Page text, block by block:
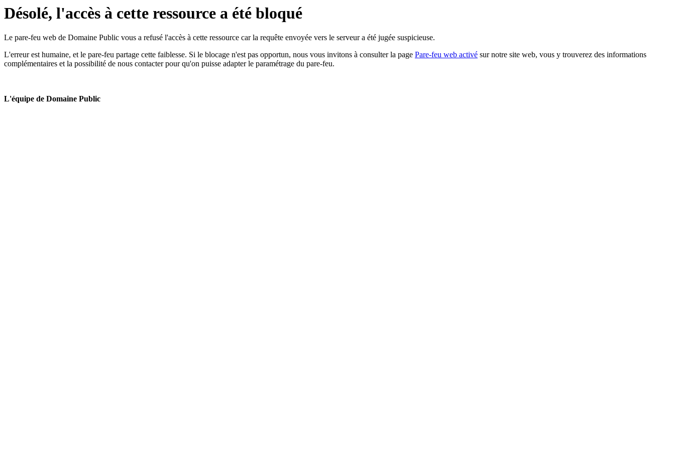
Désolé, l'accès à cette ressource a été bloqué
Le pare-feu web de Domaine Public vous a refusé l'accès à cette ressource car la requête envoyée vers le serveur a été jugée suspicieuse.
L'erreur est humaine, et le pare-feu partage cette faiblesse. Si le blocage n'est pas opportun, nous vous invitons à consulter la page Pare-feu web activé sur notre site web, vous y trouverez des informations
complémentaires et la possibilité de nous contacter pour qu'on puisse adapter le paramétrage du pare-feu.
L'équipe de Domaine Public